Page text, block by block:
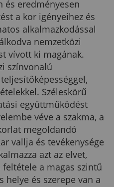
és eredményesen
a kor igényeihez és
alkalmazkodással
nemzetközi
vívott ki magának.
színvonalú
Széleskörű
együttműködést
véve a szakma, a
megoldandó
vallja és tevékenysége
azt az elvet,
a magas szintű
helye és szerepe van a